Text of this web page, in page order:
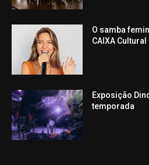
O samba
CAIXA Cultural
Exposição
temporada